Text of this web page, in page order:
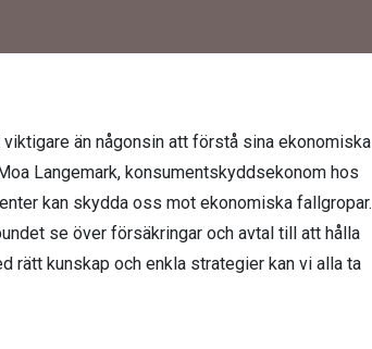
än någonsin att förstå sina ekonomiska
Langemark, konsumentskyddsekonom hos
kan skydda oss mot ekonomiska fallgropar.
se över försäkringar och avtal till att hålla
rätt kunskap och enkla strategier kan vi alla ta